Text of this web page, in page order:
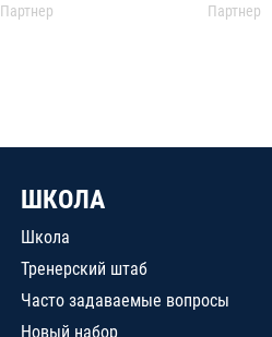
Партнер Партнер
ШКОЛА
Школа
Тренерский штаб
Часто задаваемые вопросы
Новый набор